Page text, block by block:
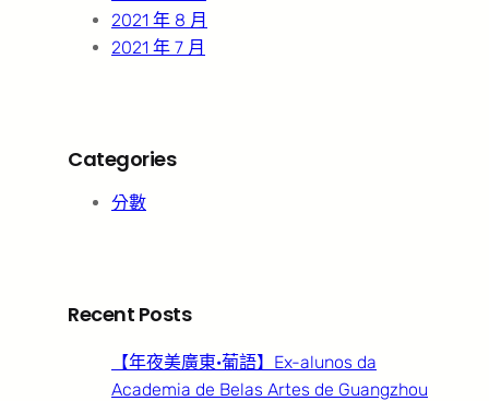
2021 年 8 月
2021 年 7 月
Categories
分數
Recent Posts
【年夜美廣東·葡語】Ex-alunos da
Academia de Belas Artes de Guangzhou